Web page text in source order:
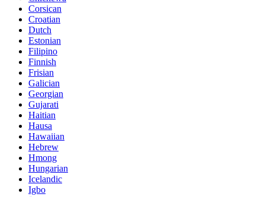
Corsican
Croatian
Dutch
Estonian
Filipino
Finnish
Frisian
Galician
Georgian
Gujarati
Haitian
Hausa
Hawaiian
Hebrew
Hmong
Hungarian
Icelandic
Igbo